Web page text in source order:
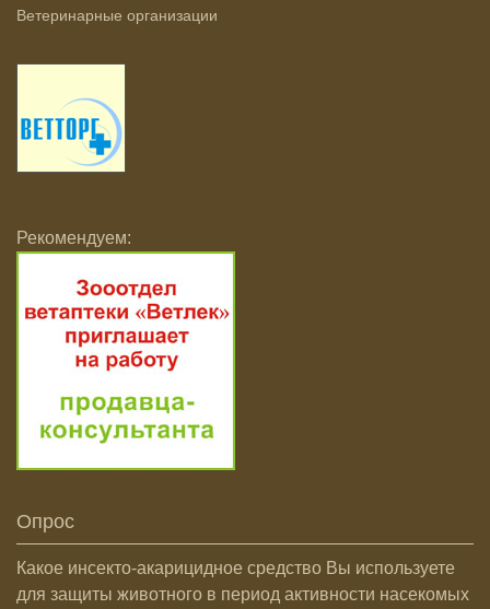
Ветеринарные организации
Рекомендуем:
Опрос
Какое инсекто-акарицидное средство Вы используете
для защиты животного в период активности насекомых